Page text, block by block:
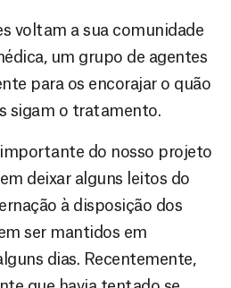
voltam a sua comunidade
um grupo de agentes
para os encorajar o quão
sigam o tratamento.
do nosso projeto
deixar alguns leitos do
à disposição dos
ser mantidos em
dias. Recentemente,